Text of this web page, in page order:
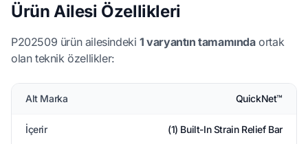
Ürün Ailesi Özellikleri
P202509 ürün ailesindeki 1 varyantın tamamındaortak
olan teknik özellikler:
Alt Marka QuickNet™
İçerir (1) Built-In Strain Relief Bar